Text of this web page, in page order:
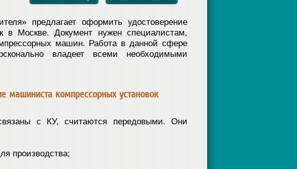
предлагает оформить удостоверение
в Москве. Документ нужен специалистам,
машин. Работа в данной сфере
владеет всеми необходимыми
машиниста компрессорных установок
с КУ, считаются передовыми. Они
производства;